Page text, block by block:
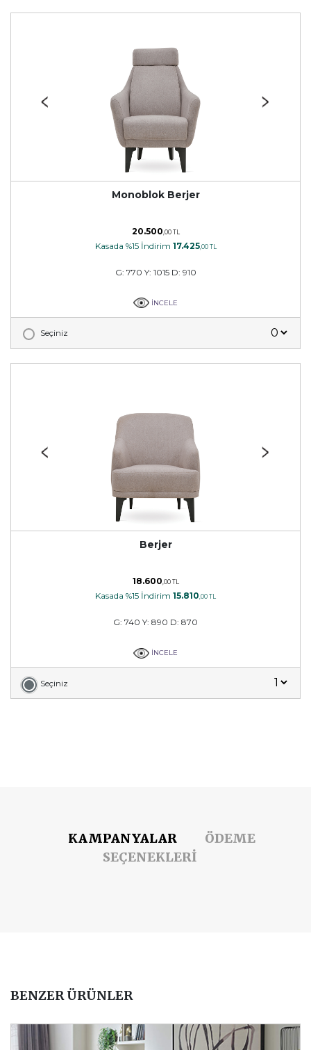
Monoblok Berjer
20.500 ,00 TL
Kasada %15 İndirim 17.425,00 TL
G: 770 Y: 1015 D: 910
İNCELE
Seçiniz
Berjer
18.600 ,00 TL
Kasada %15 İndirim 15.810 ,00 TL
G: 740 Y: 890 D: 870
İNCELE
Seçiniz
KAMPANYALAR
ÖDEME
SEÇENEKLERİ
BENZER ÜRÜNLER